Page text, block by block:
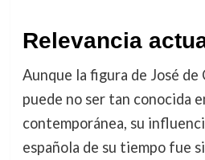
Relevancia
Aunque la figura de José
puede no ser tan conocida
contemporánea, su
española de su tiempo fue